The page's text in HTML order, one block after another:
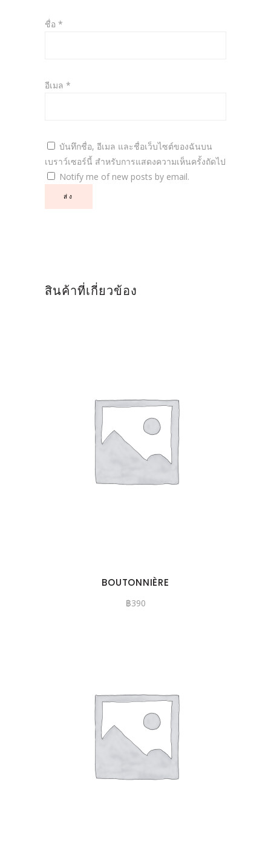
ชื่อ *
อีเมล *
บันทึกชื่อ, อีเมล และชื่อเว็บไซต์ของฉันบน
เบราว์เซอร์นี้ สำหรับการแสดงความเห็นครั้งถัดไป
Notify me of new posts by email.
สินค้าที่เกี่ยวข้อง
BOUTONNIÈRE
฿390